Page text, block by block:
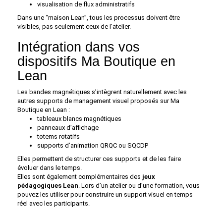
visualisation de flux administratifs
Dans une “maison Lean”, tous les processus doivent être
visibles, pas seulement ceux de l’atelier.
Intégration dans vos
dispositifs Ma Boutique en
Lean
Les bandes magnétiques s’intègrent naturellement avec les
autres supports de management visuel proposés sur Ma
Boutique en Lean :
tableaux blancs magnétiques
panneaux d’affichage
totems rotatifs
supports d’animation QRQC ou SQCDP
Elles permettent de structurer ces supports et de les faire
évoluer dans le temps.
Elles sont également complémentaires des jeux
pédagogiques Lean. Lors d’un atelier ou d’une formation, vous
pouvez les utiliser pour construire un support visuel en temps
réel avec les participants.